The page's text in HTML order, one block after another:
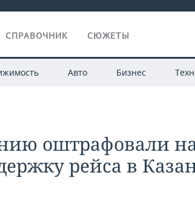
СПРАВОЧНИК СЮЖЕТЫ
Авто Бизнес
оштрафовали
рейса в